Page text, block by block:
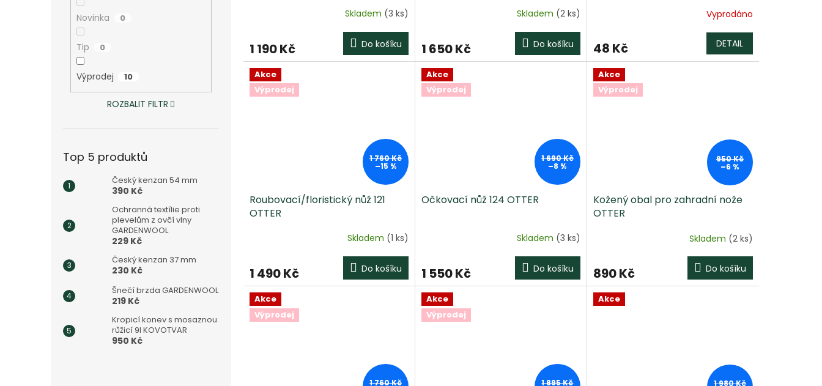
Novinka 0
Tip 0
Výprodej 10
ROZBALIT FILTR
Top 5 produktů
Český kenzan 54 mm
390 Kč
Ochranná textílie proti
plevelům z ovčí vlny
GARDENWOOL
229 Kč
Český kenzan 37 mm
230 Kč
Šnečí brzda GARDENWOOL
219 Kč
Kropicí konev s mosaznou
růžicí 9l KOVOTVAR
950 Kč
Skladem (3 ks)
1 190 Kč Do košíku
Skladem (2 ks)
1 650 Kč Do košíku
Vyprodáno
48 Kč DETAIL
Akce
Výprodej
1 760 Kč
–15 %
Roubovací/floristický nůž 121
OTTER
Skladem (1 ks)
1 490 Kč Do košíku
Akce
Výprodej
1 690 Kč
–8 %
Očkovací nůž 124 OTTER
Skladem (3 ks)
1 550 Kč Do košíku
Akce
Výprodej
950 Kč
–6 %
Kožený obal pro zahradní nože
OTTER
Skladem (2 ks)
890 Kč Do košíku
Akce
Výprodej
1 760 Kč
Akce
Výprodej
1 895 Kč
Akce
1 980 Kč